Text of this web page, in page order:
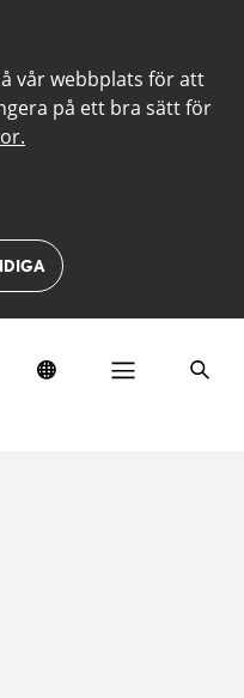
vår webbplats för att
på ett bra sätt för